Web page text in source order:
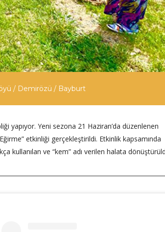
/ Demirözü / Bayburt
yapıyor. Yeni sezona 21 Haziran’da düzenlenen
etkinliği gerçekleştirildi. Etkinlik kapsamında
kullanılan ve “kem” adı verilen halata